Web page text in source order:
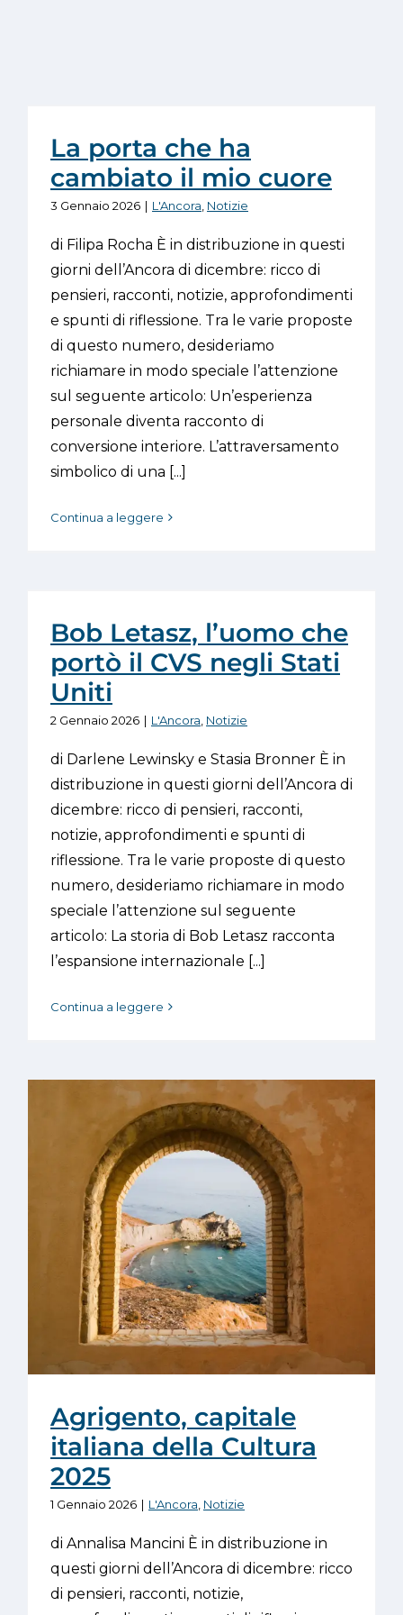
La porta che ha
cambiato il mio cuore
3 Gennaio 2026 | L'Ancora Notizie
di Filipa Rocha È in distribuzione in questi
giorni dell’Ancora di dicembre: ricco di
pensieri, racconti, notizie, approfondimenti
e spunti di riflessione. Tra le varie proposte
di questo numero, desideriamo
richiamare in modo speciale l’attenzione
sul seguente articolo: Un’esperienza
personale diventa racconto di
conversione interiore. L’attraversamento
simbolico di una [...]
Continua a leggere
Bob Letasz, l’uomo che
portò il CVS negli Stati
Uniti
2 Gennaio 2026 | L'Ancora Notizie
di Darlene Lewinsky e Stasia Bronner È in
distribuzione in questi giorni dell’Ancora di
dicembre: ricco di pensieri, racconti,
notizie, approfondimenti e spunti di
riflessione. Tra le varie proposte di questo
numero, desideriamo richiamare in modo
speciale l’attenzione sul seguente
articolo: La storia di Bob Letasz racconta
l’espansione internazionale [...]
Continua a leggere
Agrigento, capitale
italiana della Cultura
2025
1 Gennaio 2026 | L'Ancora, Notizie
di Annalisa Mancini È in distribuzione in
questi giorni dell’Ancora di dicembre: ricco
di pensieri, racconti, notizie,